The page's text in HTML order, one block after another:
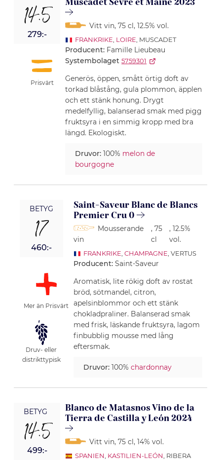
14.5
279:-
Prisvärt
Vitt vin, 75 cl, 12.5% vol.
FRANKRIKE LOIRE , MUSCADET
Producent: Famille Lieubeau
Systembolaget 5759301
Generös, öppen, smått örtig doft av
torkad blåstång, gula plommon, äpplen
och ett stänk honung. Drygt
medelfyllig, balanserad smak med pigg
fruktsyra i en simmig kropp med bra
längd. Ekologiskt.
Druvor:100% melon de
bourgogne
BETYG
17
460:-
Mer än Prisvärt
Druv- eller
distrikttypisk
Saint-Saveur Blanc de Blancs
Premier Cru 0
Mousserande
vin
, 75
cl
, 12.5%
vol.
FRANKRIKE CHAMPAGNE , VERTUS
Producent:Saint-Saveur
Aromatisk, lite rökig doft av rostat
bröd, sötmandel, citron,
apelsinblommor och ett stänk
chokladpraliner. Balanserad smak
med frisk, läskande fruktsyra, lagom
finbubblig mousse med lång
eftersmak.
Druvor:100%chardonnay
BETYG
14.5
499:-
Blanco de Matasnos Vino de la
Tierra de Castilla y León 2024
Vitt vin, 75 cl, 14% vol.
SPANIEN KASTILIEN-LEÓN , RIBERA